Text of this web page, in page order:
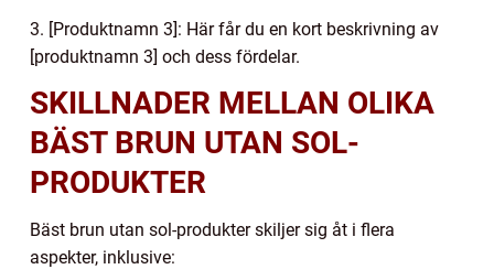
3. [Produktnamn 3]: Här får du en kort beskrivning av
[produktnamn 3] och dess fördelar.
SKILLNADER MELLAN OLIKA
BÄST BRUN UTAN SOL-
PRODUKTER
Bäst brun utan sol-produkter skiljer sig åt i flera
aspekter, inklusive: